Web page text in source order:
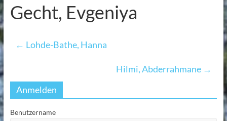
Gecht, Evgeniya
← Lohde-Bathe, Hanna
Hilmi, Abderrahmane →
Anmelden
Benutzername